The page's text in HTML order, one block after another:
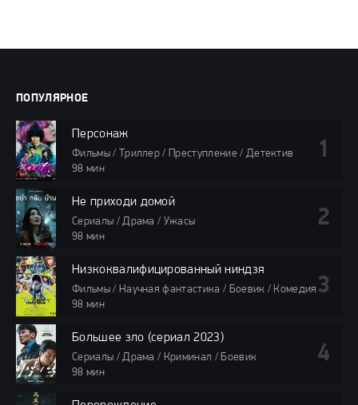
ПОПУЛЯРНОЕ
Персонаж
Фильмы / Триллер / Преступление / Детектив
98 мин
Не приходи домой
Сериалы / Драма / Ужасы
98 мин
Низкоквалифицированный ниндзя
Фильмы / Научная фантастика / Боевик / Комедия
98 мин
Большее зло (сериал 2023)
Сериалы / Драма / Криминал / Боевик
98 мин